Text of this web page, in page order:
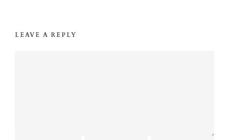
LEAVE A REPLY